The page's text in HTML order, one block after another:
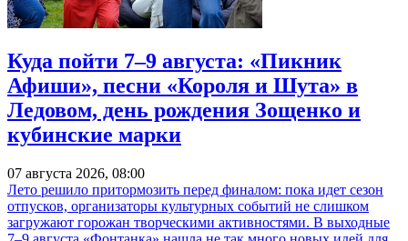
Куда пойти 7–9 августа: «Пикник
Афиши», песни «Короля и Шута» в
Ледовом, день рождения Зощенко и
кубинские марки
07 августа 2026, 08:00
Лето решило притормозить перед финалом: пока идет сезон
отпусков, организаторы культурных событий не слишком
загружают горожан творческими активностями. В выходные